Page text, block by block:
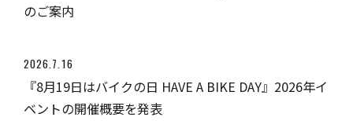
のご案内
2026.7.16
『8月19日はバイクの日 HAVE A BIKE DAY』2026年イ
ベントの開催概要を発表